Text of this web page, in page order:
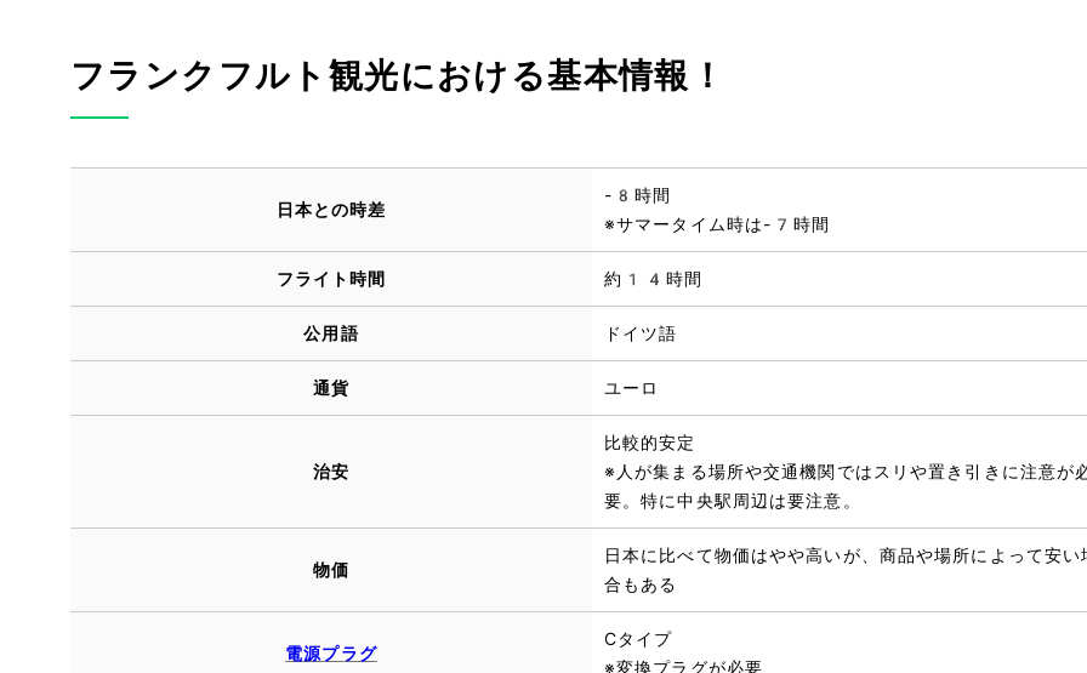
フランクフルト観光における基本情報！
日本との時差
-8時間
※サマータイム時は-7時間
フライト時間 約14時間
公用語 ドイツ語
通貨 ユーロ
治安
比較的安定
※人が集まる場所や交通機関ではスリや置き引きに注意が
要。特に中央駅周辺は要注意。
物価
日本に比べて物価はやや高いが、商品や場所によって安い
合もある
電源プラグ
Cタイプ
※変換プラグが必要